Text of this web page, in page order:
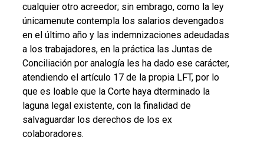
cualquier otro acreedor; sin embrago, como la ley
únicamenute contempla los salarios devengados
en el último año y las indemnizaciones adeudadas
a los trabajadores, en la práctica las Juntas de
Conciliación por analogía les ha dado ese carácter,
atendiendo el artículo 17 de la propia LFT, por lo
que es loable que la Corte haya dterminado la
laguna legal existente, con la finalidad de
salvaguardar los derechos de los ex
colaboradores.